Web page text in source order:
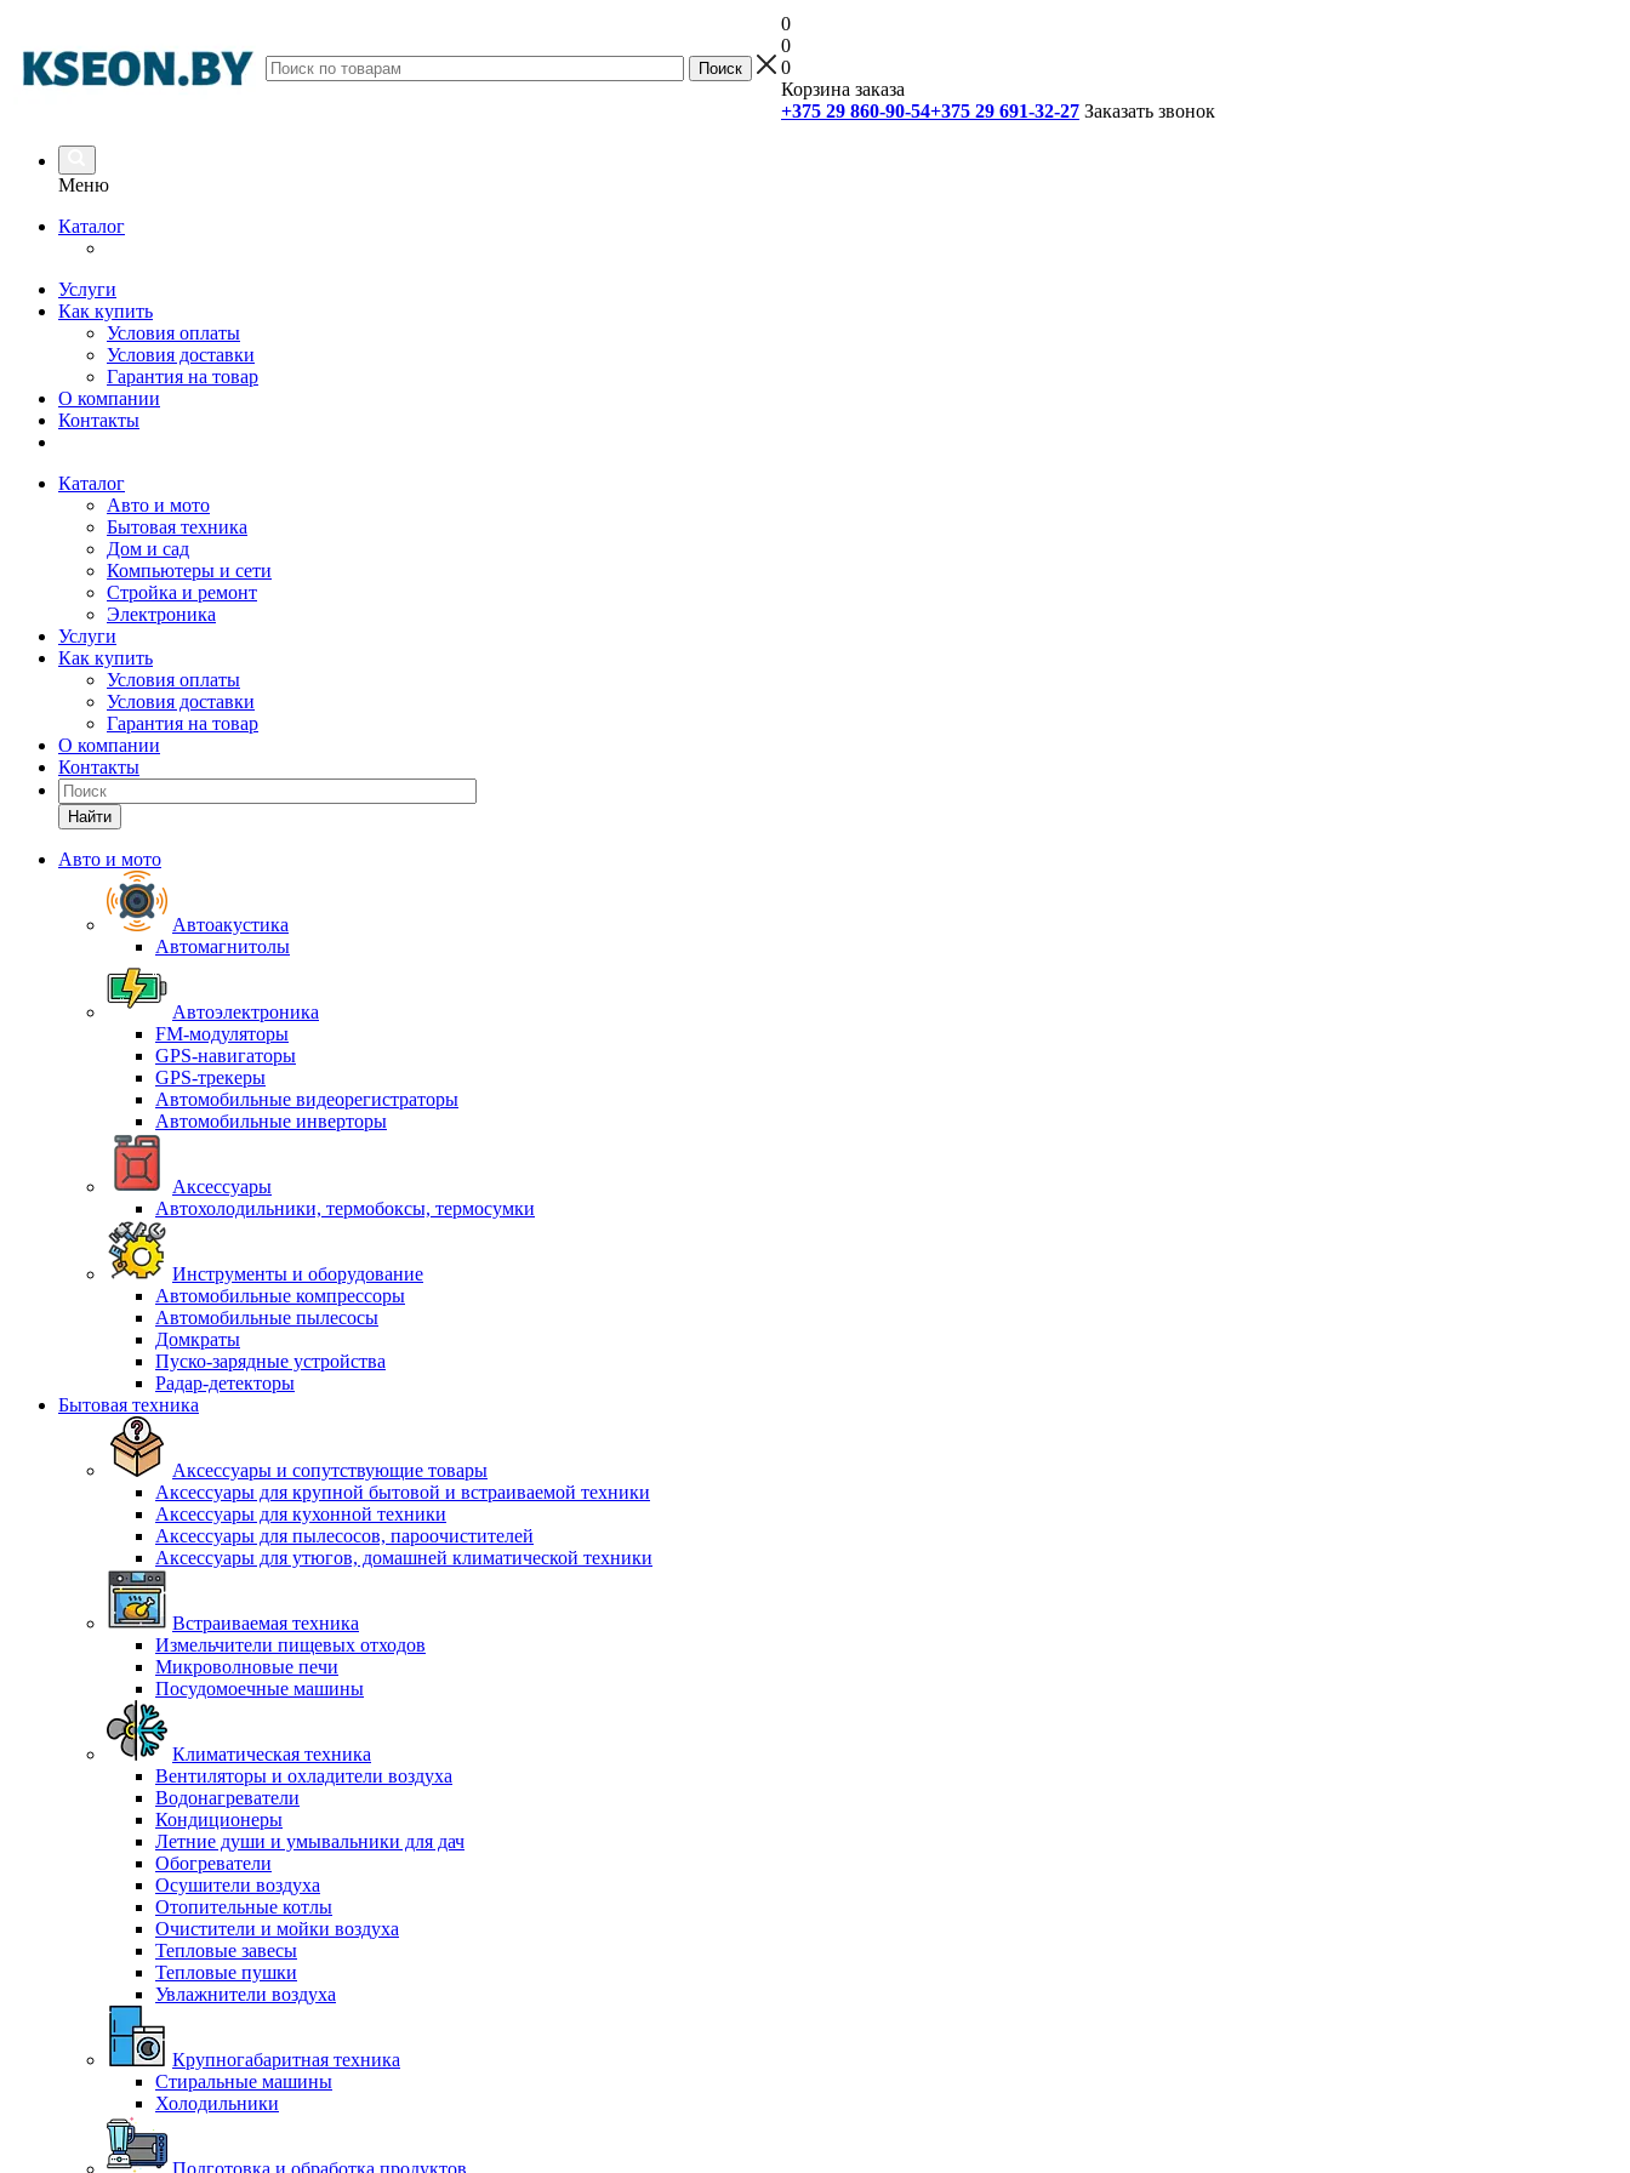
0
0
0
Корзина заказа
+375 29 860-90-54+375 29 691-32-27 Заказать звонок
Меню
Каталог
Услуги
Как купить
Условия оплаты
Условия доставки
Гарантия на товар
О компании
Контакты
Каталог
Авто и мото
Бытовая техника
Дом и сад
Компьютеры и сети
Стройка и ремонт
Электроника
Услуги
Как купить
Условия оплаты
Условия доставки
Гарантия на товар
О компании
Контакты
Найти
Авто и мото
Автоакустика
Автомагнитолы
Автоэлектроника
FM-модуляторы
GPS-навигаторы
GPS-трекеры
Автомобильные видеорегистраторы
Автомобильные инверторы
Аксессуары
Автохолодильники, термобоксы, термосумки
Инструменты и оборудование
Автомобильные компрессоры
Автомобильные пылесосы
Домкраты
Пуско-зарядные устройства
Радар-детекторы
Бытовая техника
Аксессуары и сопутствующие товары
Аксессуары для крупной бытовой и встраиваемой техники
Аксессуары для кухонной техники
Аксессуары для пылесосов, пароочистителей
Аксессуары для утюгов, домашней климатической техники
Встраиваемая техника
Измельчители пищевых отходов
Микроволновые печи
Посудомоечные машины
Климатическая техника
Вентиляторы и охладители воздуха
Водонагреватели
Кондиционеры
Летние души и умывальники для дач
Обогреватели
Осушители воздуха
Отопительные котлы
Очистители и мойки воздуха
Тепловые завесы
Тепловые пушки
Увлажнители воздуха
Крупногабаритная техника
Стиральные машины
Холодильники
Подготовка и обработка продуктов